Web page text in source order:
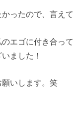
ったので、言え
エゴに付き合っ
ました！
いします。笑